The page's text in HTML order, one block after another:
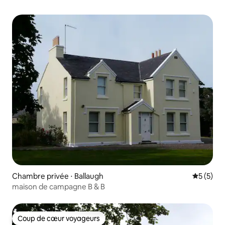
Chambre privée ⋅ Ballaugh
5 (5)
maison de campagne B & B
Coup de cœur voyageurs
Coup de cœur voyageurs